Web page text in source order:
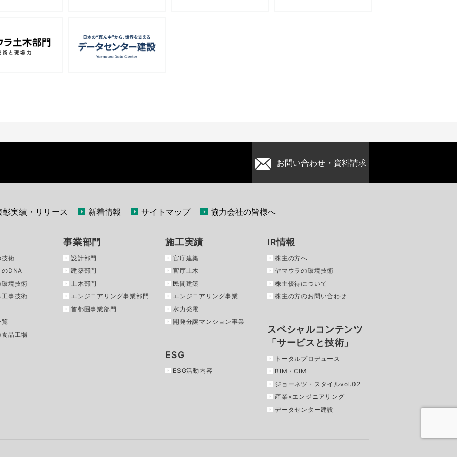
お問い合わせ・資料請求
彰実績・リリース 新着情報 サイトマップ 協力会社の皆様へ
術
のDNA
境技術
事技術
覧
品工場
事業部門
設計部門
建築部門
土木部門
エンジニアリング事業部門
首都圏事業部門
施工実績
官庁建築
官庁土木
民間建築
エンジニアリング事業
水力発電
開発分譲マンション事業
ESG
ESG活動内容
IR情報
株主の方へ
ヤマウラの環境技術
株主優待について
株主の方のお問い合わせ
スペシャルコンテンツ
「サービスと技術」
トータルプロデュース
BIM・CIM
ジョーネツ・スタイルvol.02
産業×エンジニアリング
データセンター建設